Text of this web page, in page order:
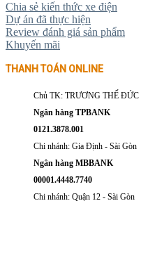
Chia sẻ kiến thức xe điện
Dự án đã thực hiện
Review đánh giá sản phẩm
Khuyến mãi
THANH TOÁN ONLINE
Chủ TK: TRƯƠNG THẾ ĐỨC
Ngân hàng TPBANK
0121.3878.001
Chi nhánh: Gia Định - Sài Gòn
Ngân hàng MBBANK
00001.4448.7740
Chi nhánh: Quận 12 - Sài Gòn